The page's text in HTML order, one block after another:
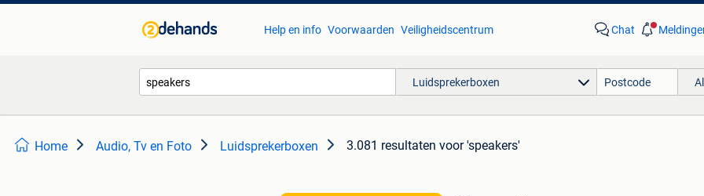
Help en info Voorwaarden Veiligheidscentrum Chat
Luidsprekerboxen
Home Audio, Tv en Foto Luidsprekerboxen 3.081 resultaten voor 'speakers'